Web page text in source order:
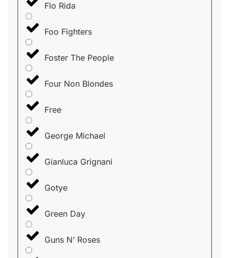
Flo Rida
Foo Fighters
Foster The People
Four Non Blondes
Free
George Michael
Gianluca Grignani
Gotye
Green Day
Guns N’ Roses